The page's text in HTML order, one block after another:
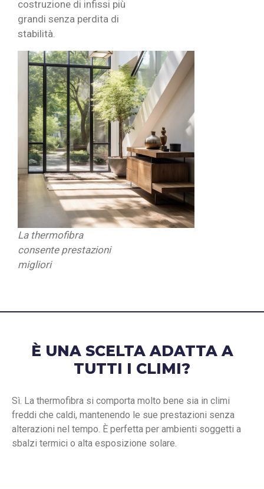
costruzione di infissi più
grandi senza perdita di
stabilità.
La thermofibra
consente prestazioni
migliori
È UNA SCELTA ADATTA A
TUTTI I CLIMI?
Sì. La thermofibra si comporta molto bene sia in climi
freddi che caldi, mantenendo le sue prestazioni senza
alterazioni nel tempo. È perfetta per ambienti soggetti a
sbalzi termici o alta esposizione solare.